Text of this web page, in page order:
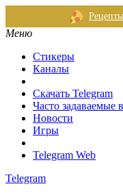
Меню
Стикеры
Каналы
Скачать Telegram
Часто задаваемые
Новости
Игры
Telegram Web
Telegram